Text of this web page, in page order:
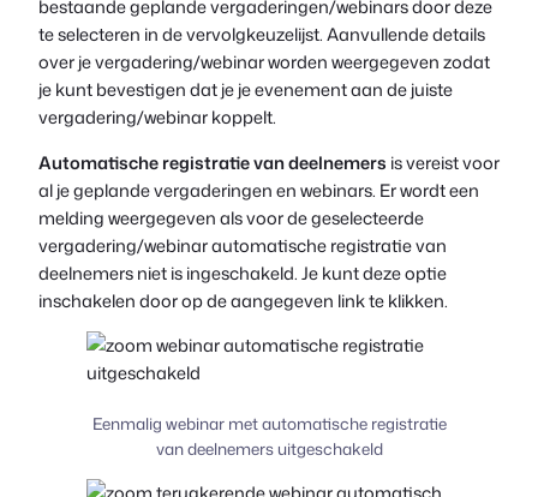
bestaande geplande vergaderingen/webinars door deze
te selecteren in de vervolgkeuzelijst. Aanvullende details
over je vergadering/webinar worden weergegeven zodat
je kunt bevestigen dat je je evenement aan de juiste
vergadering/webinar koppelt.
Automatische registratie van deelnemers is vereist voor
al je geplande vergaderingen en webinars. Er wordt een
melding weergegeven als voor de geselecteerde
vergadering/webinar automatische registratie van
deelnemers niet is ingeschakeld. Je kunt deze optie
inschakelen door op de aangegeven link te klikken.
Eenmalig webinar met automatische registratie
van deelnemers uitgeschakeld